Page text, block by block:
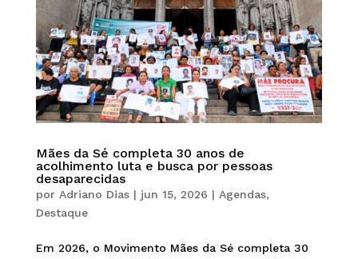
Mães da Sé completa 30 anos de
acolhimento luta e busca por pessoas
desaparecidas
por Adriano Dias| jun 15, 2026 | Agendas,
Destaque
Em 2026, o Movimento Mães da Sé completa 30